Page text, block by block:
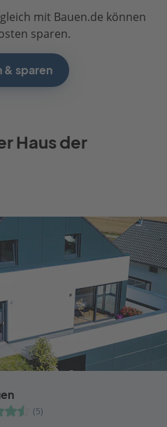
mit Bauen.de können
sparen.
& sparen
Haus der
(5)